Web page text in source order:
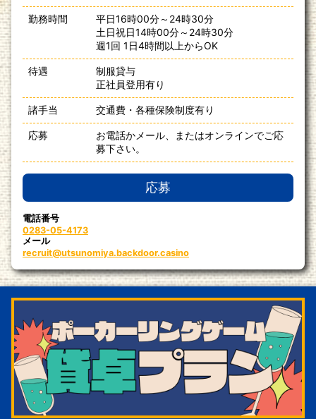
勤務時間
平日16時00分～24時30分
土日祝日14時00分～24時30分
週1回 1日4時間以上からOK
待遇
制服貸与
正社員登用有り
諸手当 交通費・各種保険制度有り
応募
お電話かメール、またはオンラインでご応
募下さい。
応募
電話番号
0283-05-4173
メール
recruit@utsunomiya.backdoor.casino